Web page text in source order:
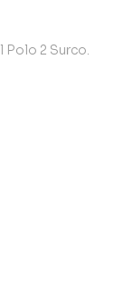
Polo 2 Surco.